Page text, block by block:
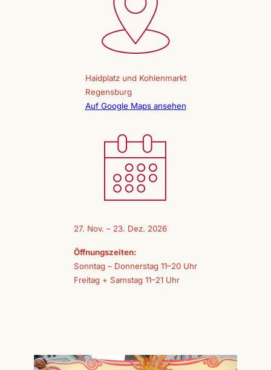
Haidplatz und Kohlenmarkt
Regensburg
Auf Google Maps ansehen
27. Nov. – 23. Dez. 2026
Öffnungszeiten:
Sonntag – Donnerstag 11–20 Uhr
Freitag + Samstag 11–21 Uhr